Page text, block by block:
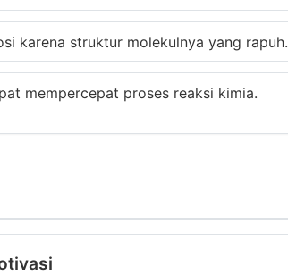
karena struktur molekulnya yang rapuh.
mempercepat proses reaksi kimia.